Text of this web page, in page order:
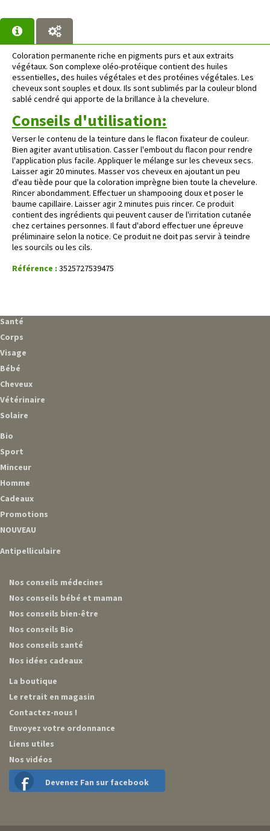
Coloration permanente riche en pigments purs et aux extraits
végétaux. Son complexe oléo-protéique contient des huiles
essentielles, des huiles végétales et des protéines végétales. Les
cheveux sont souples et doux. Ils sont sublimés par la couleur blond
sablé cendré qui apporte de la brillance à la chevelure.
Conseils d'utilisation:
Verser le contenu de la teinture dans le flacon fixateur de couleur.
Bien agiter avant utilisation. Casser l'embout du flacon pour rendre
l'application plus facile. Appliquer le mélange sur les cheveux secs.
Laisser agir 20 minutes. Masser vos cheveux en ajoutant un peu
d'eau tiède pour que la coloration imprègne bien toute la chevelure.
Rincer abondamment. Effectuer un shampooing doux et poser le
baume capillaire. Laisser agir 2 minutes puis rincer. Ce produit
contient des ingrédients qui peuvent causer de l'irritation cutanée
chez certaines personnes. Il faut d'abord effectuer une épreuve
préliminaire selon la notice. Ce produit ne doit pas servir à teindre
les sourcils ou les cils.
Référence : 3525727539475
Santé
Corps
Visage
Bébé
Cheveux
Vétérinaire
Solaire
Bio
Sport
Minceur
Homme
Cadeaux
Promotions
NOUVEAU
Antipelliculaire
Nos conseils médecines
Nos conseils bébé et maman
Nos conseils bien-être
Nos conseils Bio
Nos conseils santé
Nos idées cadeaux
La boutique
Le retrait en magasin
Contactez-nous !
Envoyez votre ordonnance
Liens utiles
Nos vidéos
Devenez Fan sur facebook